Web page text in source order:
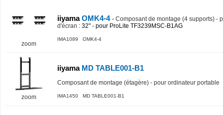
zoom
iiyamaOMK4-4 - Composant de montage (4 supports) -
d'écran : 32" - pour ProLite TF3239MSC-B1AG
IMA1089 OMK4-4
zoom
iiyamaMD TABLE001-B1
Composant de montage (étagère) - pour ordinateur portable
IMA1450 MD TABLE001-B1